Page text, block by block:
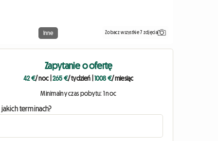
Inne Zobacz wszystkie 7 zdjęcia
Zapytanie o ofertę
42 €/ noc |265 €/ tydzień 1008 €/ miesiąc
Minimalny czas pobytu: 1 noc
jakich terminach?